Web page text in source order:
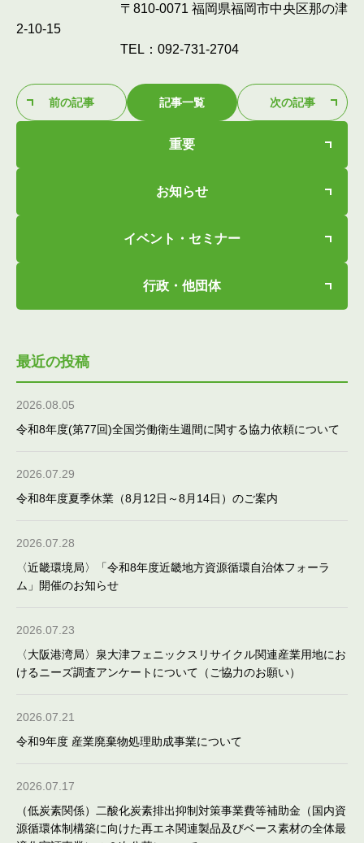
〒810-0071 福岡県福岡市中央区那の津
2-10-15
TEL：092-731-2704
前の記事 記事一覧 次の記事
重要
お知らせ
イベント・セミナー
行政・他団体
最近の投稿
2026.08.05
令和8年度(第77回)全国労働衛生週間に関する協力依頼について
2026.07.29
令和8年度夏季休業（8月12日～8月14日）のご案内
2026.07.28
〈近畿環境局〉「令和8年度近畿地方資源循環自治体フォーラ
ム」開催のお知らせ
2026.07.23
〈大阪港湾局〉泉大津フェニックスリサイクル関連産業用地にお
けるニーズ調査アンケートについて（ご協力のお願い）
2026.07.21
令和9年度 産業廃棄物処理助成事業について
2026.07.17
（低炭素関係）二酸化炭素排出抑制対策事業費等補助金（国内資
源循環体制構築に向けた再エネ関連製品及びベース素材の全体最